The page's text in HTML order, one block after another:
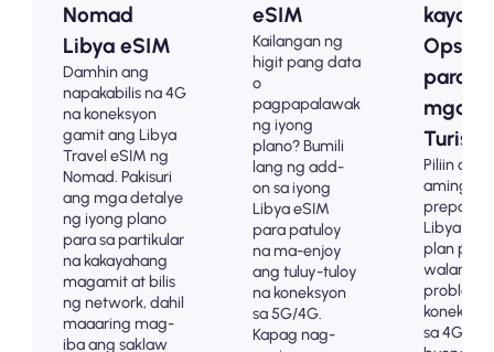
Nomad
Libya eSIM
Damhin ang
napakabilis na 4G
na koneksyon
gamit ang Libya
Travel eSIM ng
Nomad. Pakisuri
ang mga detalye
ng iyong plano
para sa partikular
na kakayahang
magamit at bilis
ng network, dahil
maaaring mag-
iba ang saklaw
eSIM
Kailangan ng
higit pang data
o
pagpapalawak
ng iyong
plano? Bumili
lang ng add-
on sa iyong
Libya eSIM
para patuloy
na ma-enjoy
ang tuluy-tuloy
na koneksyon
sa 5G/4G.
Kapag nag-
kayang
para sa
mga
Turista
Piliin ang
aming
prepaid
Libya
plan para
walang
sa 4G/5G